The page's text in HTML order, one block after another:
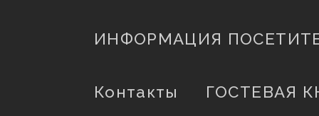
ИНФОРМАЦИЯ
Контакты ГОСТЕВАЯ